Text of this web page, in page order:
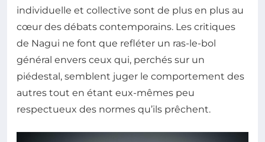
individuelle et collective sont de plus en plus au
cœur des débats contemporains. Les critiques
de Nagui ne font que refléter un ras-le-bol
général envers ceux qui, perchés sur un
piédestal, semblent juger le comportement des
autres tout en étant eux-mêmes peu
respectueux des normes qu’ils prêchent.